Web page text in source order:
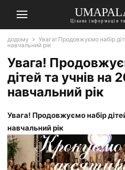
Цікава інформація
додому
Увага! Продовжуємо набір
навчальний рік
Увага!
дітей та учнів на
навчальний рік
Увага! Продовжуємо набір
навчальний рік